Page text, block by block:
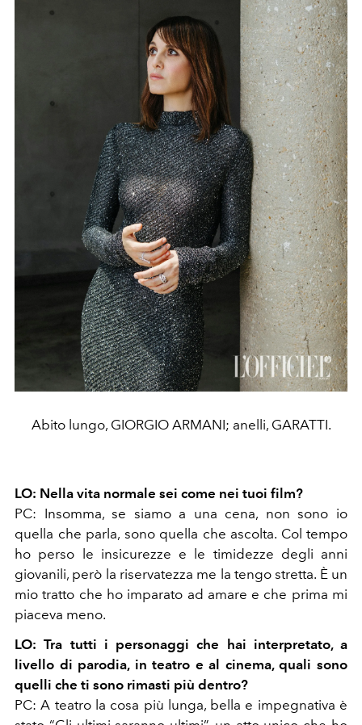
Abito lungo, GIORGIO ARMANI; anelli, GARATTI.
LO: Nella vita normale sei come nei tuoi film?
PC: Insomma, se siamo a una cena, non sono io
quella che parla, sono quella che ascolta. Col tempo
ho perso le insicurezze e le timidezze degli anni
giovanili, però la riservatezza me la tengo stretta. È un
mio tratto che ho imparato ad amare e che prima mi
piaceva meno.
LO: Tra tutti i personaggi che hai interpretato, a
livello di parodia, in teatro e al cinema, quali sono
quelli che ti sono rimasti più dentro?
PC: A teatro la cosa più lunga, bella e impegnativa è